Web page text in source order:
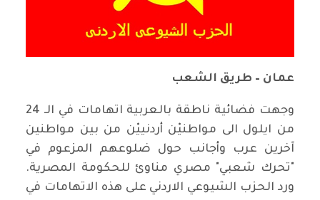
عمان – طريق الشعب
وجهت فضائية ناطقة بالعربية اتهامات في الـ 24
من ايلول الى مواطنيْن أردنييْن من ‏بين مواطنين
آخرين عرب وأجانب حول ضلوعهم المزعوم في
"تحرك ‏شعبي" مصري مناوئ للحكومة المصرية.
ورد الحزب الشيوعي الاردني ‏على هذه الاتهامات في